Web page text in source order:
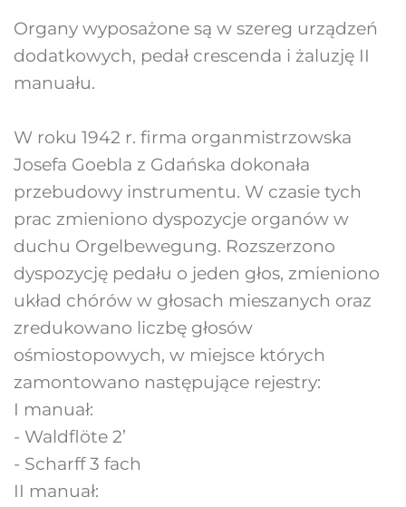
Organy wyposażone są w szereg urządzeń
dodatkowych, pedał crescenda i żaluzję II
manuału.
W roku 1942 r. firma organmistrzowska
Josefa Goebla z Gdańska dokonała
przebudowy instrumentu. W czasie tych
prac zmieniono dyspozycje organów w
duchu Orgelbewegung. Rozszerzono
dyspozycję pedału o jeden głos, zmieniono
układ chórów w głosach mieszanych oraz
zredukowano liczbę głosów
ośmiostopowych, w miejsce których
zamontowano następujące rejestry:
I manuał:
- Waldflöte 2’
- Scharff 3 fach
II manuał: